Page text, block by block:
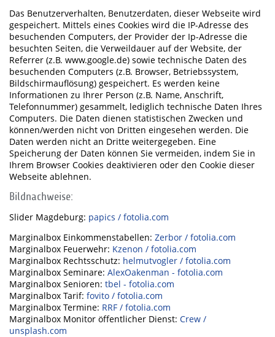
Das Benutzerverhalten, Benutzerdaten, dieser Webseite wird
gespeichert. Mittels eines Cookies wird die IP-Adresse des
besuchenden Computers, der Provider der Ip-Adresse die
besuchten Seiten, die Verweildauer auf der Website, der
Referrer (z.B. www.google.de) sowie technische Daten des
besuchenden Computers (z.B. Browser, Betriebssystem,
Bildschirmauflösung) gespeichert. Es werden keine
Informationen zu Ihrer Person (z.B. Name, Anschrift,
Telefonnummer) gesammelt, lediglich technische Daten Ihres
Computers. Die Daten dienen statistischen Zwecken und
können/werden nicht von Dritten eingesehen werden. Die
Daten werden nicht an Dritte weitergegeben. Eine
Speicherung der Daten können Sie vermeiden, indem Sie in
Ihrem Browser Cookies deaktivieren oder den Cookie dieser
Webseite ablehnen.
Bildnachweise:
Slider Magdeburg: papics / fotolia.com
Marginalbox Einkommenstabellen: Zerbor / fotolia.com
Marginalbox Feuerwehr: Kzenon / fotolia.com
Marginalbox Rechtsschutz: helmutvogler / fotolia.com
Marginalbox Seminare: AlexOakenman - fotolia.com
Marginalbox Senioren: tbel - fotolia.com
Marginalbox Tarif: fovito / fotolia.com
Marginalbox Termine: RRF / fotolia.com
Marginalbox Monitor öffentlicher Dienst: Crew /
unsplash.com